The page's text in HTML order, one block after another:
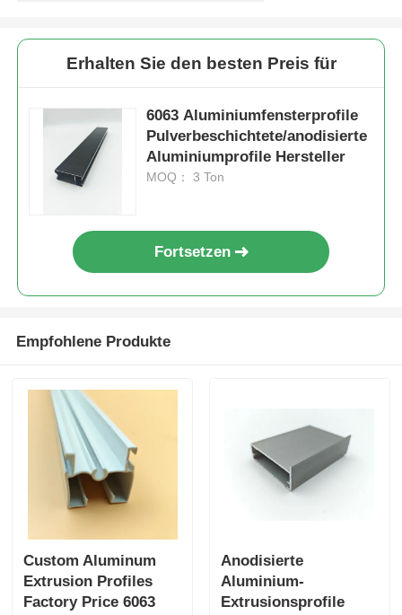
Erhalten Sie den besten Preis für
6063 Aluminiumfensterprofile
Pulverbeschichtete/anodisierte
Aluminiumprofile Hersteller
MOQ： 3 Ton
Fortsetzen
Empfohlene Produkte
Custom Aluminum
Extrusion Profiles
Factory Price 6063
Anodisierte
Aluminium-
Extrusionsprofile